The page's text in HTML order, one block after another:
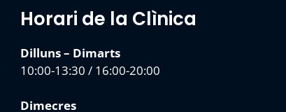
Horari de la Clìnica
Dilluns – Dimarts
10:00-13:30 / 16:00-20:00
Dimecres